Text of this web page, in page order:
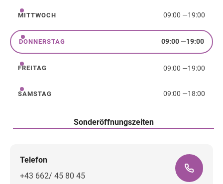
Mittwoch
MITTWOCH 09:00 —19:00
Donnerstag
DONNERSTAG 09:00—19:00
Freitag
FREITAG 09:00 —19:00
Samstag
SAMSTAG 09:00 —18:00
Sonderöffnungszeiten
Telefon
+43 662/ 45 80 45